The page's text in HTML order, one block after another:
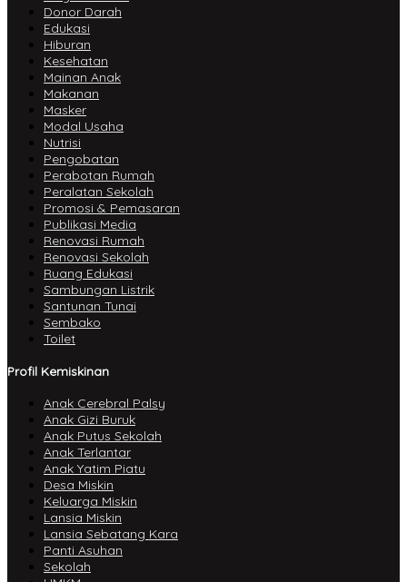
Donor Darah
Edukasi
Hiburan
Kesehatan
Mainan Anak
Makanan
Masker
Modal Usaha
Nutrisi
Pengobatan
Perabotan Rumah
Peralatan Sekolah
Promosi & Pemasaran
Publikasi Media
Renovasi Rumah
Renovasi Sekolah
Ruang Edukasi
Sambungan Listrik
Santunan Tunai
Sembako
Toilet
Profil Kemiskinan
Anak Cerebral Palsy
Anak Gizi Buruk
Anak Putus Sekolah
Anak Terlantar
Anak Yatim Piatu
Desa Miskin
Keluarga Miskin
Lansia Miskin
Lansia Sebatang Kara
Panti Asuhan
Sekolah